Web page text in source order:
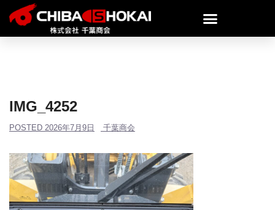
IMG_4252
POSTED 2026年7月9日 千葉商会